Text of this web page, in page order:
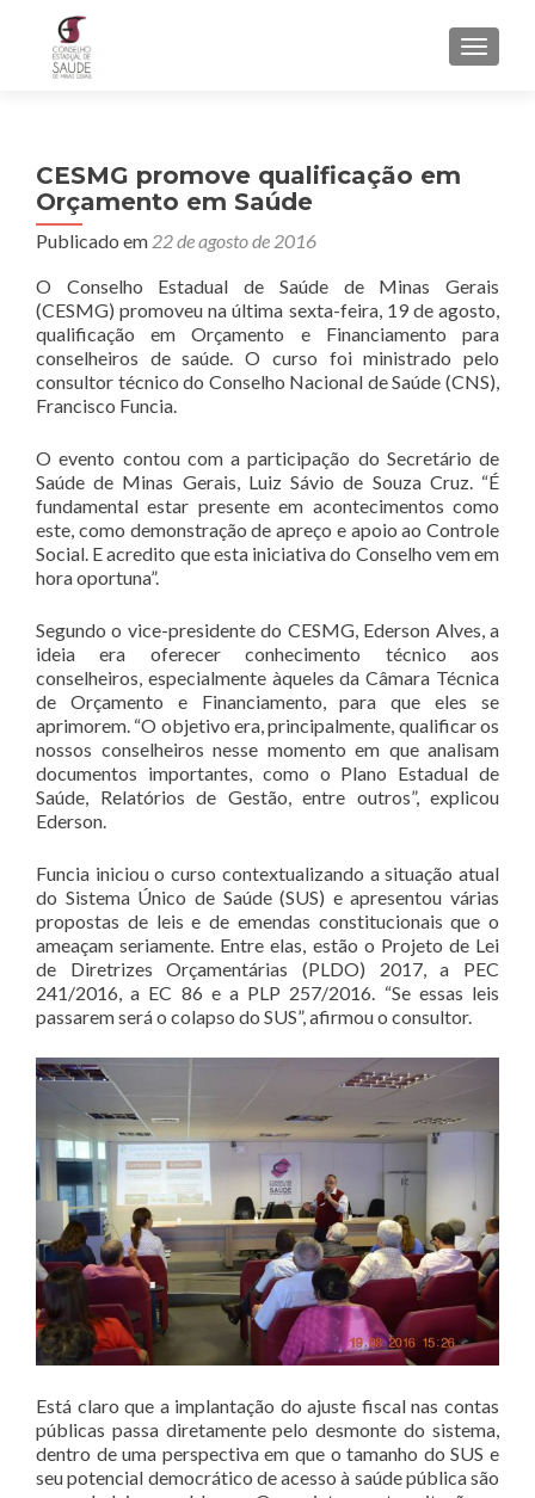
CESMG promove qualificação em
Orçamento em Saúde
Publicado em 22 de agosto de 2016
O Conselho Estadual de Saúde de Minas Gerais
(CESMG) promoveu na última sexta-feira, 19 de agosto,
qualificação em Orçamento e Financiamento para
conselheiros de saúde. O curso foi ministrado pelo
consultor técnico do Conselho Nacional de Saúde (CNS),
Francisco Funcia.
O evento contou com a participação do Secretário de
Saúde de Minas Gerais, Luiz Sávio de Souza Cruz. “É
fundamental estar presente em acontecimentos como
este, como demonstração de apreço e apoio ao Controle
Social. E acredito que esta iniciativa do Conselho vem em
hora oportuna”.
Segundo o vice-presidente do CESMG, Ederson Alves, a
ideia era oferecer conhecimento técnico aos
conselheiros, especialmente àqueles da Câmara Técnica
de Orçamento e Financiamento, para que eles se
aprimorem. “O objetivo era, principalmente, qualificar os
nossos conselheiros nesse momento em que analisam
documentos importantes, como o Plano Estadual de
Saúde, Relatórios de Gestão, entre outros”, explicou
Ederson.
Funcia iniciou o curso contextualizando a situação atual
do Sistema Único de Saúde (SUS) e apresentou várias
propostas de leis e de emendas constitucionais que o
ameaçam seriamente. Entre elas, estão o Projeto de Lei
de Diretrizes Orçamentárias (PLDO) 2017, a PEC
241/2016, a EC 86 e a PLP 257/2016. “Se essas leis
passarem será o colapso do SUS”, afirmou o consultor.
Está claro que a implantação do ajuste fiscal nas contas
públicas passa diretamente pelo desmonte do sistema,
dentro de uma perspectiva em que o tamanho do SUS e
seu potencial democrático de acesso à saúde pública são